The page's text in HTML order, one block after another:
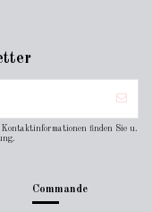
finden Sie u.
Commande